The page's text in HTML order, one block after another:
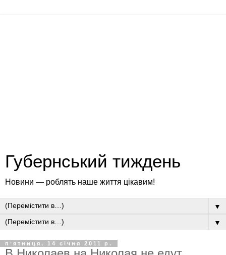
Губернський тиждень
Новини — роблять наше життя цікавим!
▼
▼
пʼятниця, 14 січня 2011 р.